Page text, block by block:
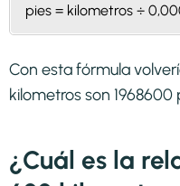
pies = kilometros ÷
Con esta fórmula
kilometros son 1968600
¿Cuál es la